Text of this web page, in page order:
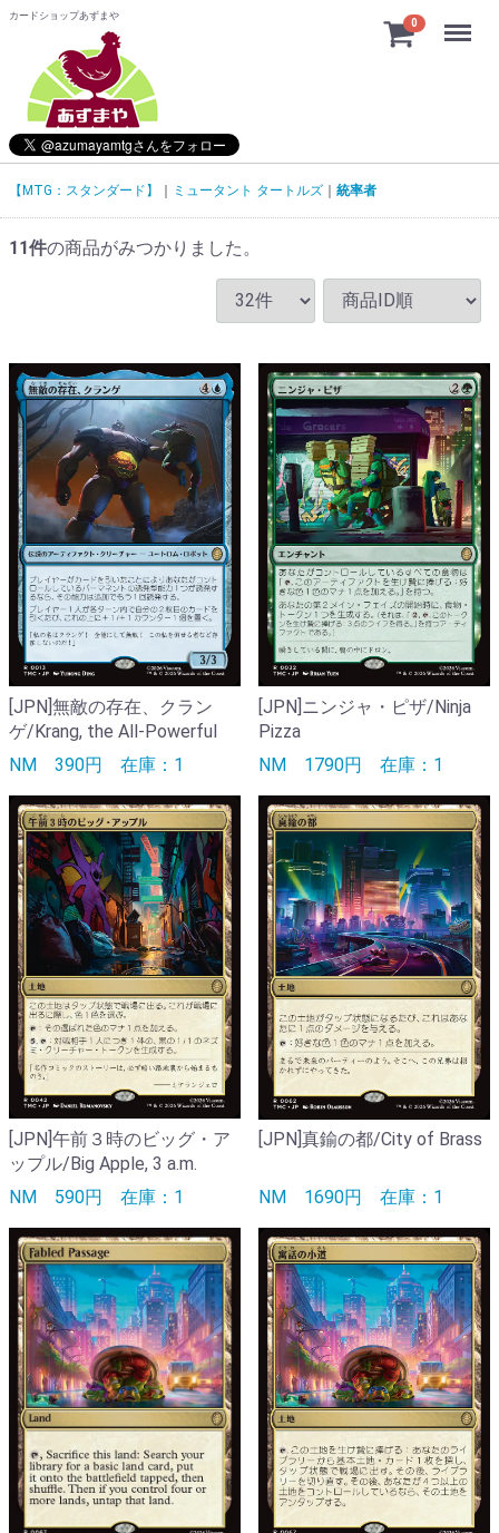
カードショップあずまや
0 Menu
【MTG：スタンダード】 ミュータント タートルズ 統率者
11件の商品がみつかりました。
[JPN]無敵の存在、クラン
ゲ/Krang, the All-Powerful
NM 390円 在庫：1
[JPN]ニンジャ・ピザ/Ninja
Pizza
NM 1790円 在庫：1
[JPN]午前３時のビッグ・ア
ップル/Big Apple, 3 a.m.
NM 590円 在庫：1
[JPN]真鍮の都/City of Brass
NM 1690円 在庫：1